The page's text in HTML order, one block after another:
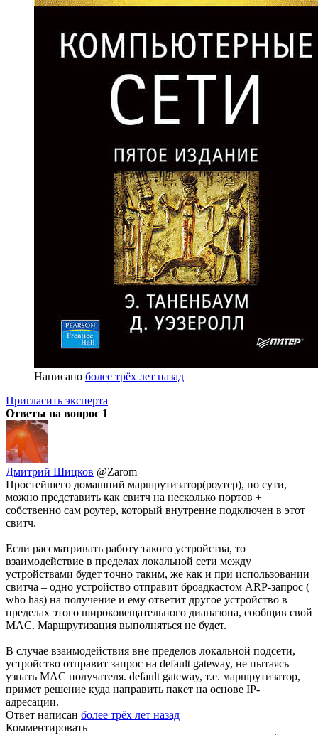
Написано более трёх лет назад
Пригласить эксперта
Ответы на вопрос 1
Дмитрий Шицков @Zarom
Простейшего домашний маршрутизатор(роутер), по сути,
можно представить как свитч на несколько портов +
собственно сам роутер, который внутренне подключен в этот
свитч.
Если рассматривать работу такого устройства, то
взаимодействие в пределах локальной сети между
устройствами будет точно таким, же как и при использовании
свитча – одно устройство отправит броадкастом ARP-запрос (
who has) на получение и ему ответит другое устройство в
пределах этого широковещательного диапазона, сообщив свой
MAC. Маршрутизация выполняться не будет.
В случае взаимодействия вне пределов локальной подсети,
устройство отправит запрос на default gateway, не пытаясь
узнать MAC получателя. default gateway, т.е. маршрутизатор,
примет решение куда направить пакет на основе IP-
адресации.
Ответ написан более трёх лет назад
Комментировать